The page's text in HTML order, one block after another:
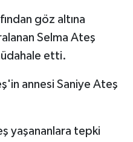
göz altına
Selma Ateş
etti.
annesi Saniye Ateş
yaşananlara tepki